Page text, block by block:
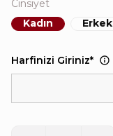
Cinsiyet
Kadın
Erkek
Harfinizi Giriniz*